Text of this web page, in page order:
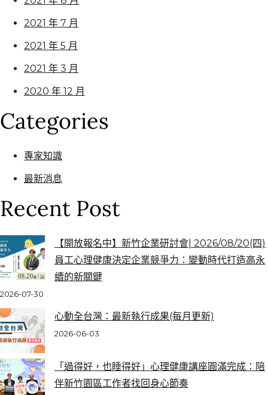
2021 年 7 月
2021 年 5 月
2021 年 3 月
2020 年 12 月
Categories
專家知識
最新消息
Recent Post
【開放報名中】新竹企業研討會| 2026/08/20(四)
員工心理健康決定企業競爭力：變動時代打造高永
續的新關鍵
2026-07-30
心動全台灣：最新執行成果(每月更新)
2026-06-03
「過得好，也睡得好」心理健康講座圓滿完成：陪
伴新竹園區工作者找回身心節奏